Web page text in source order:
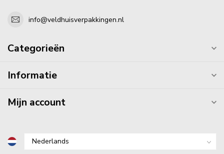
info@veldhuisverpakkingen.nl
Categorieën
Informatie
Mijn account